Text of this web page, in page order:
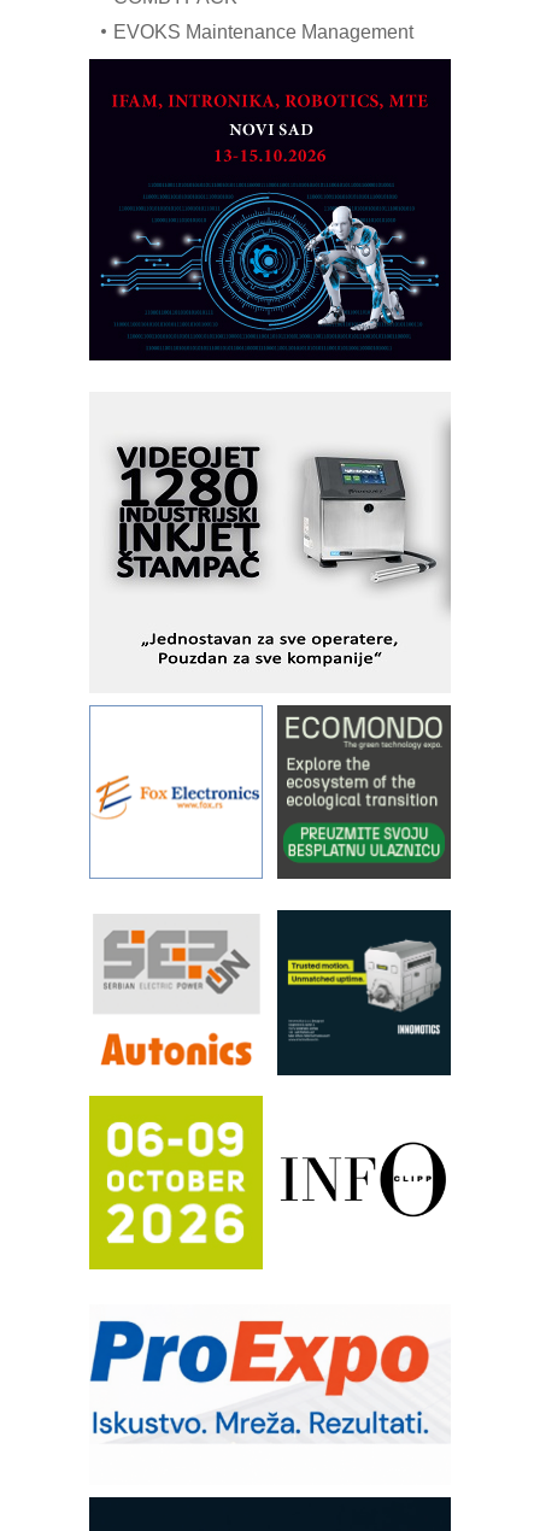
EVOKS Maintenance Management
na viši nivo
Detekcija različitih oblika
MAREX - Lim i mašine za savremena
rešenja
Marcom-plast d.o.o.- vaš pouzdan
partner
CTO - Prilagodite svoju toplinsku
obradu!
Razvoj asortimanskog pravca MINI-
PLC AKYTEC
MOTOMAN – NEXT-Robotika vođena
veštačkom inteligencijom
I.SAFE MOBILE revolucioniše
industrijsku automatizaciju
pionirskimmobile operator PANEL-OM
Fleksibilno stezanje i brzo
KIP KOP – napredna rešenja za
savremene industrijske i logističke
Alba d.o.o. – 35 godina preciznosti u
metrologiji i pametnim dozirnim
rešenjima
IBeRTIM - oprema za ispitivanje
STAUFF – Komponente koje
sistema
YAMADA pumpe – japanska
pouzdanost u transferu fluida
Filtration Group Industrial – Napredna
rešenja za filtraciju u hidrauličkim i
procesnim sistemima
FANUC: Najbolje za vašu pametnu
automatizaciju
Efikasno upravljanje energijom
Automatizacija pakovanja · Display
(Shelf-Ready) omotnice
Potpuna efikasnost bez složenih
Trajna oznaka kao dugoročna korist
Bezbednost na prvom mestu!
IB BLUMENAUER - više od 40 godina
poverenja u industriji